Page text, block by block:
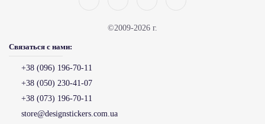
©2009-2026 г.
Связаться с нами:
+38 (096) 196-70-11
+38 (050) 230-41-07
+38 (073) 196-70-11
store@designstickers.com.ua